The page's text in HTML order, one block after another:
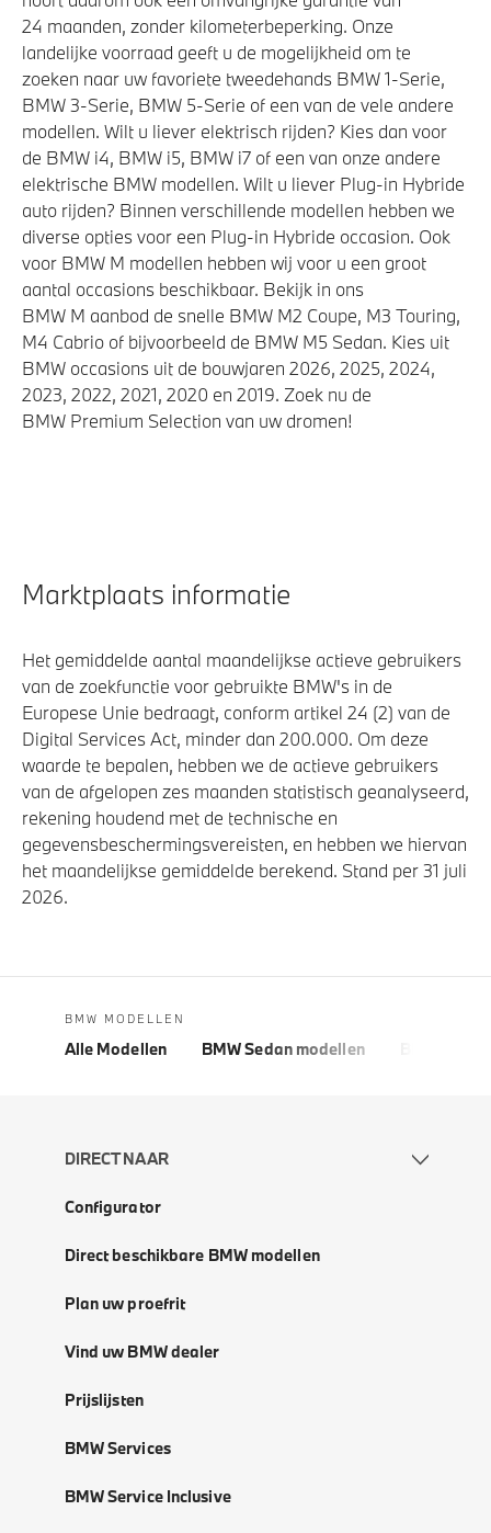
24 maanden, zonder kilometerbeperking. Onze
landelijke voorraad geeft u de mogelijkheid om te
zoeken naar uw favoriete tweedehands BMW 1-Serie,
BMW 3-Serie, BMW 5-Serie of een van de vele andere
modellen. Wilt u liever elektrisch rijden? Kies dan voor
de BMW i4, BMW i5, BMW i7 of een van onze andere
elektrische BMW modellen. Wilt u liever Plug-in Hybride
auto rijden? Binnen verschillende modellen hebben we
diverse opties voor een Plug-in Hybride occasion. Ook
voor BMW M modellen hebben wij voor u een groot
aantal occasions beschikbaar. Bekijk in ons
BMW M aanbod de snelle BMW M2 Coupe, M3 Touring,
M4 Cabrio of bijvoorbeeld de BMW M5 Sedan. Kies uit
BMW occasions uit de bouwjaren 2026, 2025, 2024,
2023, 2022, 2021, 2020 en 2019. Zoek nu de
BMW Premium Selection van uw dromen!
Marktplaats informatie
Het gemiddelde aantal maandelijkse actieve gebruikers
van de zoekfunctie voor gebruikte BMW's in de
Europese Unie bedraagt, conform artikel 24 (2) van de
Digital Services Act, minder dan 200.000. Om deze
waarde te bepalen, hebben we de actieve gebruikers
van de afgelopen zes maanden statistisch geanalyseerd,
rekening houdend met de technische en
gegevensbeschermingsvereisten, en hebben we hiervan
het maandelijkse gemiddelde berekend. Stand per 31 juli
2026.
BMW MODELLEN
Alle Modellen BMW Sedan modellen
DIRECT NAAR
Configurator
Direct beschikbare BMW modellen
Plan uw proefrit
Vind uw BMW dealer
Prijslijsten
BMW Services
BMW Service Inclusive